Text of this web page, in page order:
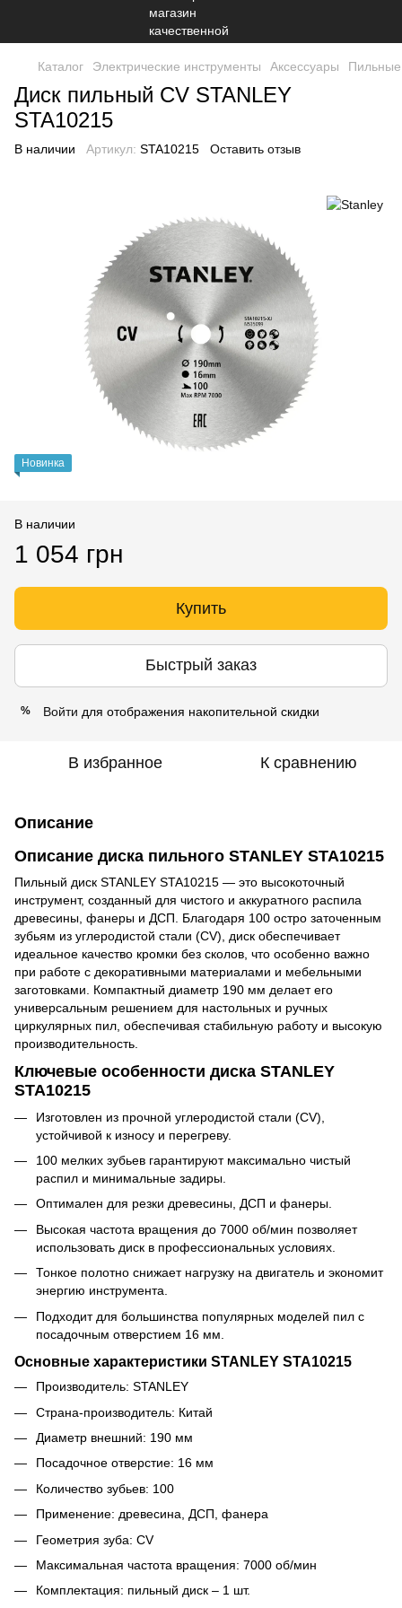
Каталог Электрические инструменты Аксессуары Пильные
Диск пильный CV STANLEY
STA10215
В наличии Артикул: STA10215 Оставить отзыв
Новинка
В наличии
1 054 грн
Купить
Быстрый заказ
% Войти для отображения накопительной скидки
В избранное К сравнению
Описание
Описание диска пильного STANLEY STA10215
Пильный диск STANLEY STA10215 — это высокоточный
инструмент, созданный для чистого и аккуратного распила
древесины, фанеры и ДСП. Благодаря 100 остро заточенным
зубьям из углеродистой стали (CV), диск обеспечивает
идеальное качество кромки без сколов, что особенно важно
при работе с декоративными материалами и мебельными
заготовками. Компактный диаметр 190 мм делает его
универсальным решением для настольных и ручных
циркулярных пил, обеспечивая стабильную работу и высокую
производительность.
Ключевые особенности диска STANLEY
STA10215
Изготовлен из прочной углеродистой стали (CV),
устойчивой к износу и перегреву.
100 мелких зубьев гарантируют максимально чистый
распил и минимальные задиры.
Оптимален для резки древесины, ДСП и фанеры.
Высокая частота вращения до 7000 об/мин позволяет
использовать диск в профессиональных условиях.
Тонкое полотно снижает нагрузку на двигатель и экономит
энергию инструмента.
Подходит для большинства популярных моделей пил с
посадочным отверстием 16 мм.
Основные характеристики STANLEY STA10215
Производитель: STANLEY
Страна-производитель: Китай
Диаметр внешний: 190 мм
Посадочное отверстие: 16 мм
Количество зубьев: 100
Применение: древесина, ДСП, фанера
Геометрия зуба: CV
Максимальная частота вращения: 7000 об/мин
Комплектация: пильный диск – 1 шт.